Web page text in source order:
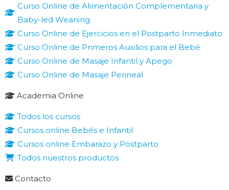
Curso Online de Alimentación Complementaria y
Baby-led Weaning
Curso Online de Ejercicios en el Postparto Inmediato
Curso Online de Primeros Auxilios para el Bebé
Curso Online de Masaje Infantil y Apego
Curso Online de Masaje Perineal
Academia Online
Todos los cursos
Cursos online Bebés e Infantil
Cursos online Embarazo y Postparto
Todos nuestros productos
Contacto